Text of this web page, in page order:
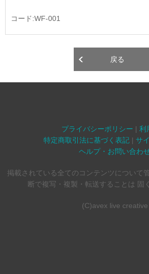
コード:WF-001
戻る
プライバシーポリシー | 利
特定商取引法に基づく表記 | サ
ヘルプ・お問い合わ
掲載されている全てのコンテンツについて
断で複写・複製・転送することは 固
(C)avex live creative